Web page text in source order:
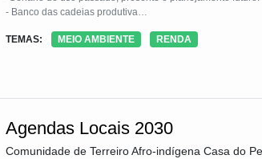
- Banco das cadeias produtiva
TEMAS:
MEIO AMBIENTE RENDA
Agendas Locais 2030
Comunidade de Terreiro Afro-indígena Casa do